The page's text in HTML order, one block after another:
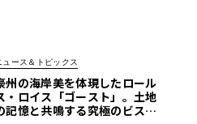
ュース＆トピックス
州の海岸美を体現したロール
・ロイス「ゴースト」。土地
記憶と共鳴する究極のビスポ